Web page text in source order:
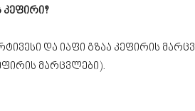
და იაფი გზაა კეფირის
მარცვლები).